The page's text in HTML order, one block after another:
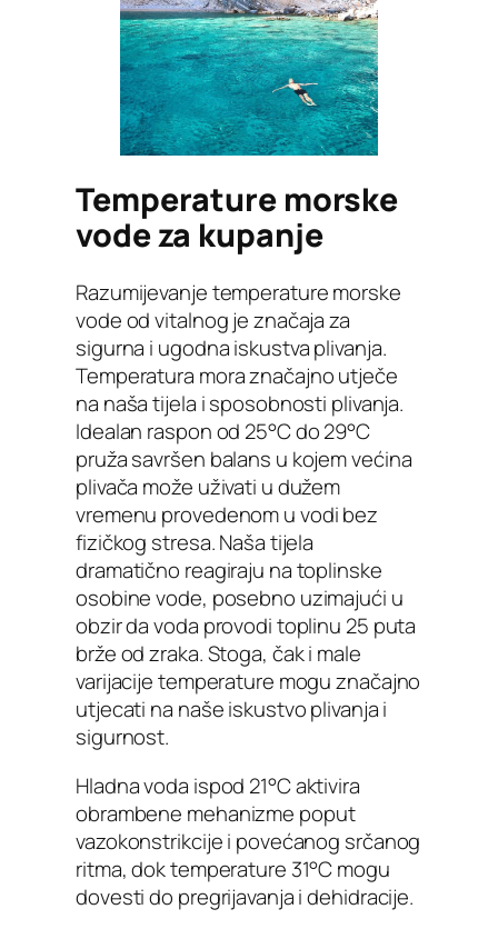
Temperature morske
vode za kupanje
Razumijevanje temperature morske
vode od vitalnog je značaja za
sigurna i ugodna iskustva plivanja.
Temperatura mora značajno utječe
na naša tijela i sposobnosti plivanja.
Idealan raspon od 25°C do 29°C
pruža savršen balans u kojem većina
plivača može uživati u dužem
vremenu provedenom u vodi bez
fizičkog stresa. Naša tijela
dramatično reagiraju na toplinske
osobine vode, posebno uzimajući u
obzir da voda provodi toplinu 25 puta
brže od zraka. Stoga, čak i male
varijacije temperature mogu značajno
utjecati na naše iskustvo plivanja i
sigurnost.
Hladna voda ispod 21°C aktivira
obrambene mehanizme poput
vazokonstrikcije i povećanog srčanog
ritma, dok temperature 31°C mogu
dovesti do pregrijavanja i dehidracije.